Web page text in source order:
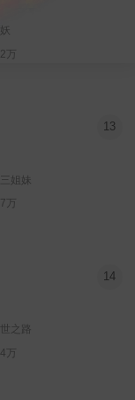
万
姐妹
万
13
之路
万
14